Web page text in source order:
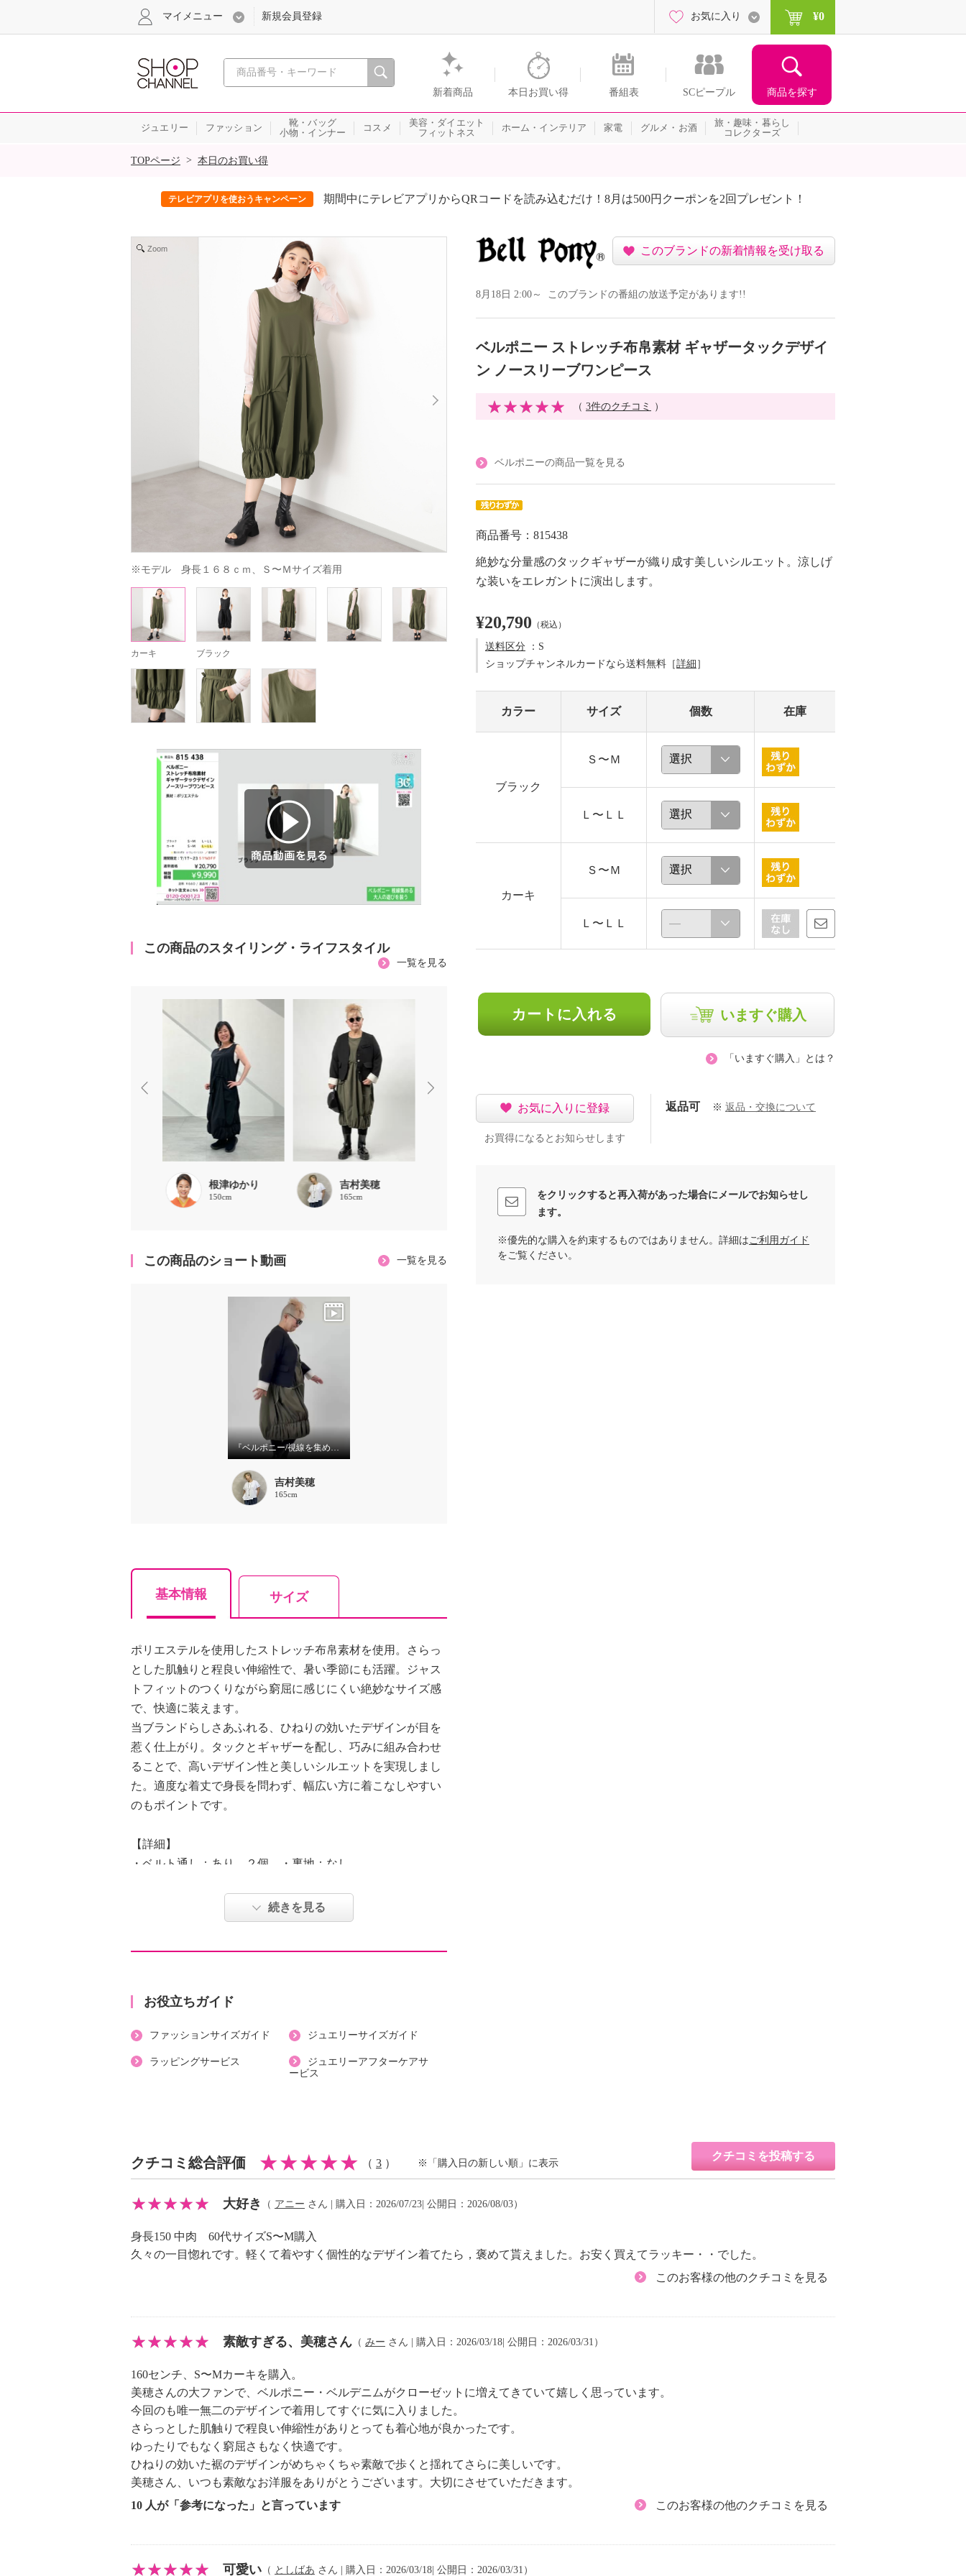
心おどる、瞬間を。通販・テレビショッピングのショップチャンネル
新着商品 本日お買い得 番組表 SCピープル 商品を探す
マイメニュー 新規会員登録 お気に入り ¥0
ジュエリー ファッション
靴・バッグ
小物・インナー
コスメ
美容・ダイエット
フィットネス
ホーム・インテリア 家電 グルメ・お酒
旅・趣味・暮らし
コレクターズ
SALE
TOPページ > 本日のお買い得
テレビアプリを使おうキャンペーン 期間中にテレビアプリからQRコードを読み込むだけ！8月は500円クーポンを2回プレゼント！
Zoom
※モデル　身長１６８ｃｍ、Ｓ〜Ｍサイズ着用
カーキ ブラック
この商品のスタイリング・ライフスタイル
一覧を見る
根津ゆかり
150cm
吉村美穂
165cm 158cm 160cm
この商品のショート動画 一覧を見る
『ベルポニー/視線を集める大人の遊びを装う』
吉村美穂
165cm
基本情報 サイズ
ポリエステルを使用したストレッチ布帛素材を使用。さらっ
とした肌触りと程良い伸縮性で、暑い季節にも活躍。ジャス
トフィットのつくりながら窮屈に感じにくい絶妙なサイズ感
で、快適に装えます。
当ブランドらしさあふれる、ひねりの効いたデザインが目を
惹く仕上がり。タックとギャザーを配し、巧みに組み合わせ
ることで、高いデザイン性と美しいシルエットを実現しまし
た。適度な着丈で身長を問わず、幅広い方に着こなしやすい
のもポイントです。
【詳細】
・ベルト通し：あり、２個、・裏地：なし
・ポケット：外側（前）２個
【メンテナンス（絵表示ラベル）】
・漂白処理：塩素系・酸素系漂白不可
・タンブル乾燥：不可
【メンテナンス（ケアラベル）】
・長時間照射による変退色注意
・摩擦による色落ち、色移り注意
・過度な力をかけない
【個体差あり】
続きを見る
お役立ちガイド
ファッションサイズガイド ジュエリーサイズガイド
ラッピングサービス
ジュエリーアフターケアサ
ービス
このブランドの新着情報を受け取る
8月18日 2:00～ このブランドの番組の放送予定があります!!
ベルポニー ストレッチ布帛素材 ギャザータックデザイ
ン ノースリーブワンピース
（ 3件のクチコミ ）
ベルポニーの商品一覧を見る
商品番号：815438
絶妙な分量感のタックギャザーが織り成す美しいシルエット。涼しげ
な装いをエレガントに演出します。
¥20,790 （税込）
送料区分 ：S
ショップチャンネルカードなら送料無料［詳細 ］
カラー サイズ 個数 在庫
ブラック
Ｓ〜Ｍ
Ｌ〜ＬＬ
カーキ
Ｓ〜Ｍ
Ｌ〜ＬＬ
カートに入れる いますぐ購入
「いますぐ購入」とは？
お気に入りに登録
お買得になるとお知らせします
返品可 ※ 返品・交換について
をクリックすると再入荷があった場合にメールでお知らせし
ます。
※優先的な購入を約束するものではありません。詳細は ご利用ガイド
をご覧ください。
クチコミ総合評価 （ 3 ）
クチコミを投稿する
※「購入日の新しい順」に表示
大好き （ アニー さん | 購入日：2026/07/23| 公開日：2026/08/03）
身長150 中肉 60代サイズS〜M購入
久々の一目惚れです。軽くて着やすく個性的なデザイン着てたら，褒めて貰えました。お安く買えてラッキー・・でした。
このお客様の他のクチコミを見る
素敵すぎる、美穂さん （ みー さん | 購入日：2026/03/18| 公開日：2026/03/31）
160センチ、S〜Mカーキを購入。
美穂さんの大ファンで、ベルポニー・ベルデニムがクローゼットに増えてきていて嬉しく思っています。
今回のも唯一無二のデザインで着用してすぐに気に入りました。
さらっとした肌触りで程良い伸縮性がありとっても着心地が良かったです。
ゆったりでもなく窮屈さもなく快適です。
ひねりの効いた裾のデザインがめちゃくちゃ素敵で歩くと揺れてさらに美しいです。
美穂さん、いつも素敵なお洋服をありがとうございます。大切にさせていただきます。
10 人が「参考になった」と言っています
このお客様の他のクチコミを見る
可愛い （ としばあ さん | 購入日：2026/03/18| 公開日：2026/03/31）